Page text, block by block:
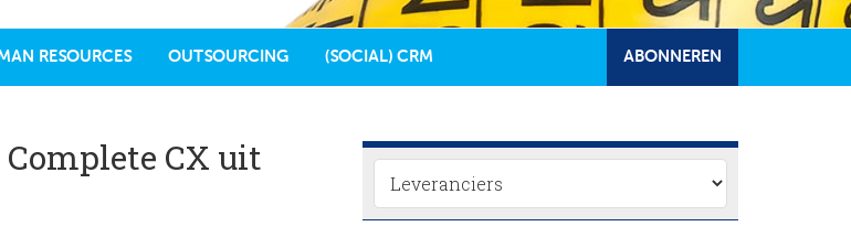
RESOURCES OUTSOURCING (SOCIAL) CRM ABONNEREN
CX uit